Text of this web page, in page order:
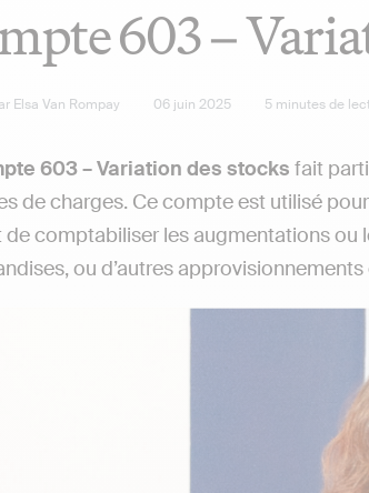
603 –
Elsa Van Rompay 06 juin 2025 5 minutes de
603 – Variation des stocks fait
de charges. Ce compte est utilisé
de comptabiliser les augmentations
ou d’autres